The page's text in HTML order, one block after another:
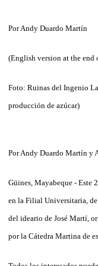
Por Andy Duardo Martín
(English version at the end
Foto: Ruinas del Ingenio
producción de azúcar)
Por Andy Duardo Martín y
Güines, Mayabeque - Este
en la Filial Universitaria,
del ideario de José Martí,
por la Cátedra Martina de